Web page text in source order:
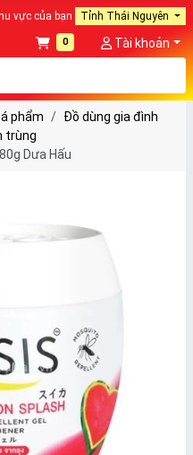
vực của bạn Tỉnh Thái Nguyên
0 Tài khoản
phẩm
Đồ dùng gia đình
trùng
Dưa Hấu